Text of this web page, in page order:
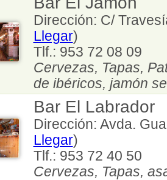
Dirección: C/
Llegar)
Tlf.: 953 72 08 09
Cervezas, Tapas,
de ibéricos, jamón
Bar El Labrador
Dirección: Avda.
Llegar)
Tlf.: 953 72 40 50
Cervezas, Tapas,